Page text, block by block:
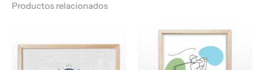
Productos relacionados
precios:
de